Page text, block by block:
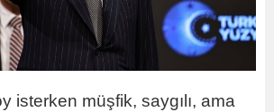
isterken müşfik, saygılı, ama